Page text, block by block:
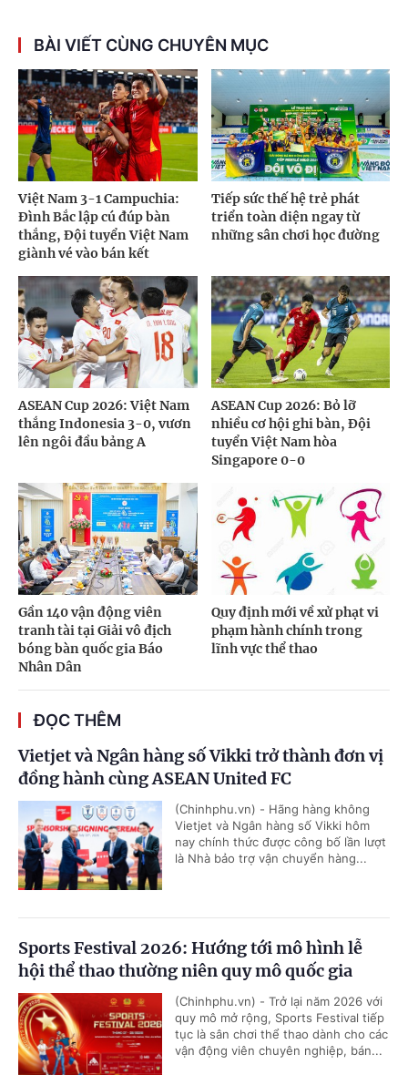
BÀI VIẾT CÙNG CHUYÊN MỤC
Việt Nam 3-1 Campuchia:
Đình Bắc lập cú đúp bàn
thắng, Đội tuyển Việt Nam
giành vé vào bán kết
Tiếp sức thế hệ trẻ phát
triển toàn diện ngay từ
những sân chơi học đường
ASEAN Cup 2026: Việt Nam
thắng Indonesia 3-0, vươn
lên ngôi đầu bảng A
ASEAN Cup 2026: Bỏ lỡ
nhiều cơ hội ghi bàn, Đội
tuyển Việt Nam hòa
Singapore 0-0
Gần 140 vận động viên
tranh tài tại Giải vô địch
bóng bàn quốc gia Báo
Nhân Dân
Quy định mới về xử phạt vi
phạm hành chính trong
lĩnh vực thể thao
ĐỌC THÊM
Vietjet và Ngân hàng số Vikki trở thành đơn vị
đồng hành cùng ASEAN United FC
(Chinhphu.vn) - Hãng hàng không
Vietjet và Ngân hàng số Vikki hôm
nay chính thức được công bố lần lượt
là Nhà bảo trợ vận chuyển hàng...
Sports Festival 2026: Hướng tới mô hình lễ
hội thể thao thường niên quy mô quốc gia
(Chinhphu.vn) - Trở lại năm 2026 với
quy mô mở rộng, Sports Festival tiếp
tục là sân chơi thể thao dành cho các
vận động viên chuyên nghiệp, bán...